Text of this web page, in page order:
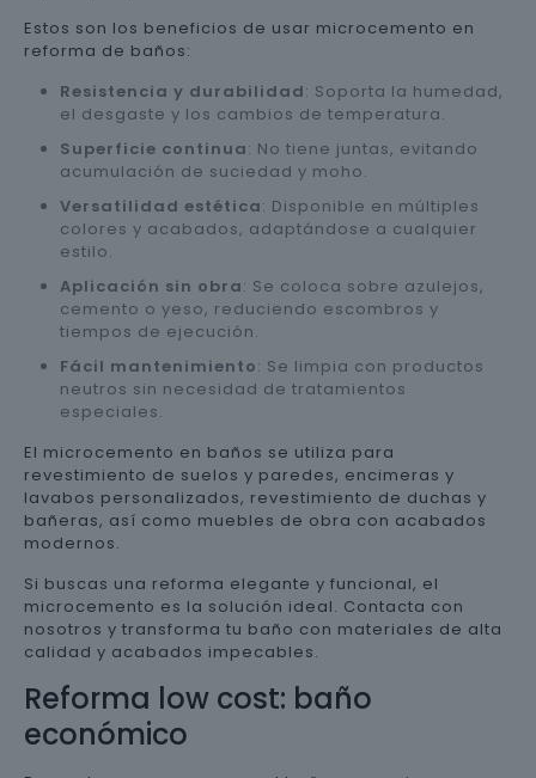
Estos son los beneficios de usar microcemento en
reforma de baños:
Resistencia y durabilidad: Soporta la humedad,
el desgaste y los cambios de temperatura.
Superficie continua: No tiene juntas, evitando
acumulación de suciedad y moho.
Versatilidad estética: Disponible en múltiples
colores y acabados, adaptándose a cualquier
estilo.
Aplicación sin obra: Se coloca sobre azulejos,
cemento o yeso, reduciendo escombros y
tiempos de ejecución.
Fácil mantenimiento: Se limpia con productos
neutros sin necesidad de tratamientos
especiales.
El microcemento en baños se utiliza para
revestimiento de suelos y paredes, encimeras y
lavabos personalizados, revestimiento de duchas y
bañeras, así como muebles de obra con acabados
modernos.
Si buscas una reforma elegante y funcional, el
microcemento es la solución ideal. Contacta con
nosotros y transforma tu baño con materiales de alta
calidad y acabados impecables.
Reforma low cost: baño
económico